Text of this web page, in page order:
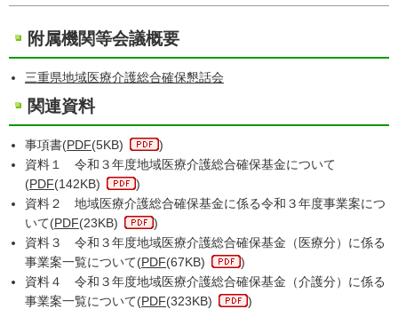
附属機関等会議概要
三重県地域医療介護総合確保懇話会
関連資料
事項書(PDF(5KB)
)
資料１ 令和３年度地域医療介護総合確保基金について
(PDF(142KB)
)
資料２ 地域医療介護総合確保基金に係る令和３年度事業案につ
いて(PDF(23KB)
)
資料３ 令和３年度地域医療介護総合確保基金（医療分）に係る
事業案一覧について(PDF(67KB)
)
資料４ 令和３年度地域医療介護総合確保基金（介護分）に係る
事業案一覧について(PDF(323KB) )